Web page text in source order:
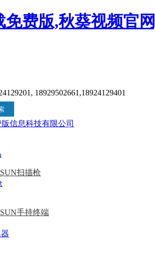
费版,秋葵视频官
18929502661,18924129401
扫描枪
手持终端